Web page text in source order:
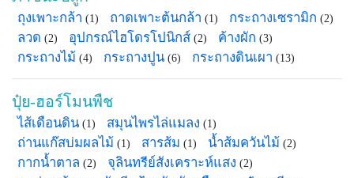
ถุงเพาะกล้า (1) ถาดเพาะต้นกล้า (1) กระถางเซรามิก (2)
ลวด (2) อุปกรณ์ไฮโดรโปนิกส์ (2) ค้างผัก (3)
กระถางไม้ (4) กระถางปูน (6) กระถางดินเผา (13)
ปุ๋ย-ฮอร์โมนพืช
ไส้เดือนดิน (1) สมุนไพรไล่แมลง (1)
ถ่านแก๊สบ่มผลไม้ (1) สารส้ม (1) น้ำส้มควันไม้ (2)
กากน้ำตาล (2) จุลินทรีย์สังเคราะห์แสง (2)